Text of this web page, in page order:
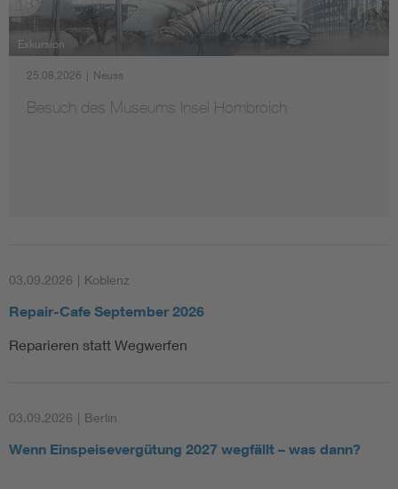
Exkursion
25.08.2026 | Neuss
Besuch des Museums Insel Hombroich
03.09.2026 | Koblenz
Repair-Cafe September 2026
Reparieren statt Wegwerfen
03.09.2026 | Berlin
Wenn Einspeisevergütung 2027 wegfällt – was dann?